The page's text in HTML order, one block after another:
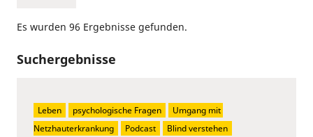
Es wurden 96 Ergebnisse gefunden.
Suchergebnisse
Leben psychologische Fragen
Umgang mit
Netzhauterkrankung
Podcast Blind verstehen